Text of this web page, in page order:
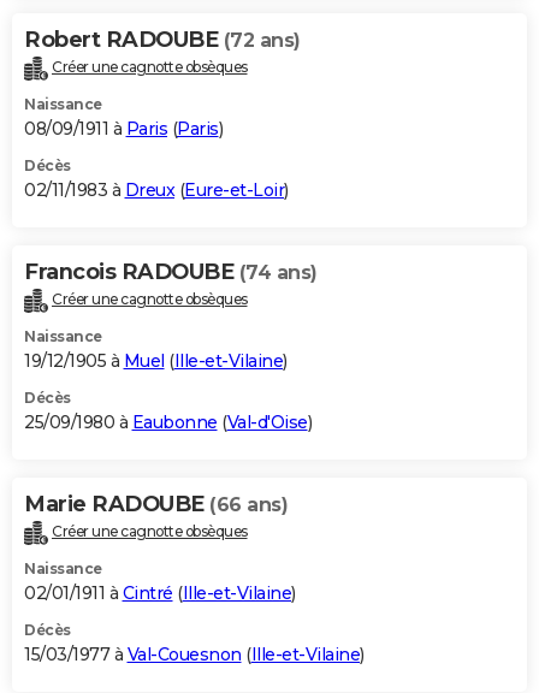
Robert RADOUBE (72 ans)
Créer une cagnotte obsèques
Naissance
08/09/1911 à Paris (Paris)
Décès
02/11/1983 à Dreux(Eure-et-Loir)
Francois RADOUBE (74 ans)
Créer une cagnotte obsèques
Naissance
19/12/1905 à Muel (Ille-et-Vilaine)
Décès
25/09/1980 à Eaubonne (Val-d'Oise)
Marie RADOUBE (66 ans)
Créer une cagnotte obsèques
Naissance
02/01/1911 à Cintré (Ille-et-Vilaine)
Décès
15/03/1977 à Val-Couesnon (Ille-et-Vilaine)